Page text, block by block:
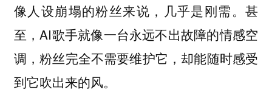
像人设崩塌的粉丝来说，几乎是刚需。甚
至，AI歌手就像一台永远不出故障的情感空
调，粉丝完全不需要维护它，却能随时感受
到它吹出来的风。